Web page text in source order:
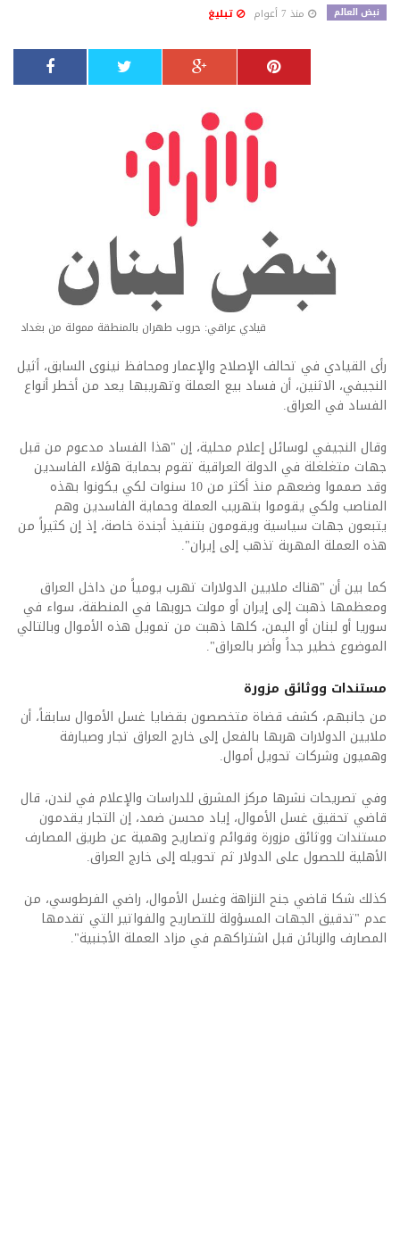
نبض العالم منذ 7 أعوام تبليغ
قيادي عراقي: حروب طهران بالمنطقة ممولة من بغداد
رأى القيادي في تحالف الإصلاح والإعمار ومحافظ نينوى السابق، أثيل
النجيفي، الاثنين، أن فساد بيع العملة وتهريبها يعد من أخطر أنواع
الفساد في العراق.
وقال النجيفي لوسائل إعلام محلية، إن "هذا الفساد مدعوم من قبل
جهات متغلغلة في الدولة العراقية تقوم بحماية هؤلاء الفاسدين
وقد صمموا وضعهم منذ أكثر من 10 سنوات لكي يكونوا بهذه
المناصب ولكي يقوموا بتهريب العملة وحماية الفاسدين وهم
يتبعون جهات سياسية ويقومون بتنفيذ أجندة خاصة، إذ إن كثيراً من
هذه العملة المهربة تذهب إلى إيران".
كما بين أن "هناك ملايين الدولارات تهرب يومياً من داخل العراق
ومعظمها ذهبت إلى إيران أو مولت حروبها في المنطقة، سواء في
سوريا أو لبنان أو اليمن، كلها ذهبت من تمويل هذه الأموال وبالتالي
الموضوع خطير جداً وأضر بالعراق".
مستندات ووثائق مزورة
من جانبهم، كشف قضاة متخصصون بقضايا غسل الأموال سابقاً، أن
ملايين الدولارات هربها بالفعل إلى خارج العراق تجار وصيارفة
وهميون وشركات تحويل أموال.
وفي تصريحات نشرها مركز المشرق للدراسات والإعلام في لندن، قال
قاضي تحقيق غسل الأموال، إياد محسن ضمد، إن التجار يقدمون
مستندات ووثائق مزورة وقوائم وتصاريح وهمية عن طريق المصارف
الأهلية للحصول على الدولار ثم تحويله إلى خارج العراق.
كذلك شكا قاضي جنح النزاهة وغسل الأموال، راضي الفرطوسي، من
عدم "تدقيق الجهات المسؤولة للتصاريح والفواتير التي تقدمها
المصارف والزبائن قبل اشتراكهم في مزاد العملة الأجنبية".